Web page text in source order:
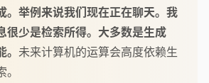
。举例来说我们现在正在聊天。我
很少是检索所得。大多数是生成
未来计算机的运算会高度依赖生